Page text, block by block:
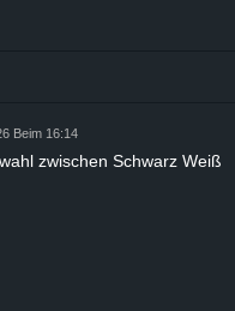
Beim 16:14
zwischen Schwarz Weiß